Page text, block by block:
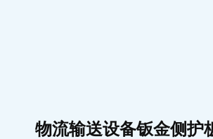
物流输送设备钣金侧护